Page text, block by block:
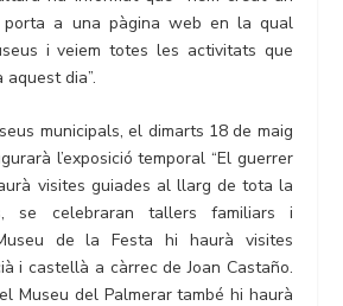
porta a una pàgina web en la qual
i veiem totes les activitats que
dia”.
municipals, el dimarts 18 de maig
l’exposició temporal “El guerrer
visites guiades al llarg de tota la
se celebraran tallers familiars i
de la Festa hi haurà visites
i castellà a càrrec de Joan Castaño.
Museu del Palmerar també hi haurà